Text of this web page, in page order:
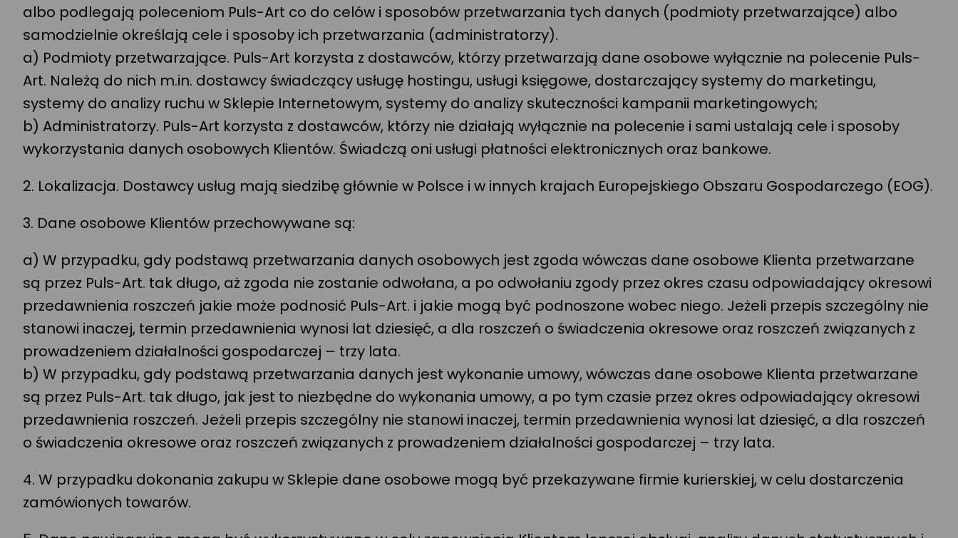
albo podlegają poleceniom Puls-Art co do celów i sposobów przetwarzania tych danych (podmioty przetwarzające) albo
samodzielnie określają cele i sposoby ich przetwarzania (administratorzy).
a) Podmioty przetwarzające. Puls-Art korzysta z dostawców, którzy przetwarzają dane osobowe wyłącznie na polecenie Puls-
Art. Należą do nich m.in. dostawcy świadczący usługę hostingu, usługi księgowe, dostarczający systemy do marketingu,
systemy do analizy ruchu w Sklepie Internetowym, systemy do analizy skuteczności kampanii marketingowych;
b) Administratorzy. Puls-Art korzysta z dostawców, którzy nie działają wyłącznie na polecenie i sami ustalają cele i sposoby
wykorzystania danych osobowych Klientów. Świadczą oni usługi płatności elektronicznych oraz bankowe.
2. Lokalizacja. Dostawcy usług mają siedzibę głównie w Polsce i w innych krajach Europejskiego Obszaru Gospodarczego (EOG).
3. Dane osobowe Klientów przechowywane są:
a) W przypadku, gdy podstawą przetwarzania danych osobowych jest zgoda wówczas dane osobowe Klienta przetwarzane
są przez Puls-Art. tak długo, aż zgoda nie zostanie odwołana, a po odwołaniu zgody przez okres czasu odpowiadający okresowi
przedawnienia roszczeń jakie może podnosić Puls-Art. i jakie mogą być podnoszone wobec niego. Jeżeli przepis szczególny nie
stanowi inaczej, termin przedawnienia wynosi lat dziesięć, a dla roszczeń o świadczenia okresowe oraz roszczeń związanych z
prowadzeniem działalności gospodarczej – trzy lata.
b) W przypadku, gdy podstawą przetwarzania danych jest wykonanie umowy, wówczas dane osobowe Klienta przetwarzane
są przez Puls-Art. tak długo, jak jest to niezbędne do wykonania umowy, a po tym czasie przez okres odpowiadający okresowi
przedawnienia roszczeń. Jeżeli przepis szczególny nie stanowi inaczej, termin przedawnienia wynosi lat dziesięć, a dla roszczeń
o świadczenia okresowe oraz roszczeń związanych z prowadzeniem działalności gospodarczej – trzy lata.
4. W przypadku dokonania zakupu w Sklepie dane osobowe mogą być przekazywane firmie kurierskiej, w celu dostarczenia
zamówionych towarów.